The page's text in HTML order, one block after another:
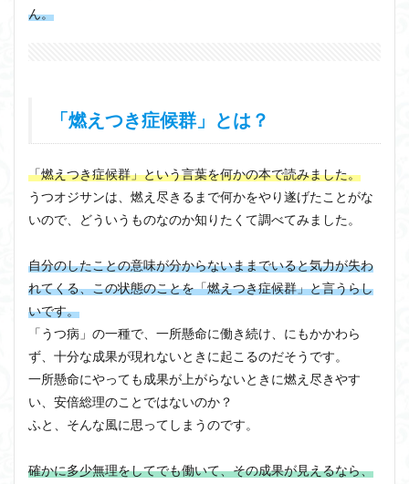
ん。
「燃えつき症候群」とは？
「燃えつき症候群」という言葉を何かの本で読みました。
うつオジサンは、燃え尽きるまで何かをやり遂げたことがな
いので、どういうものなのか知りたくて調べてみました。
自分のしたことの意味が分からないままでいると気力が失わ
れてくる、この状態のことを「燃えつき症候群」と言うらし
いです。
「うつ病」の一種で、一所懸命に働き続け、にもかかわら
ず、十分な成果が現れないときに起こるのだそうです。
一所懸命にやっても成果が上がらないときに燃え尽きやす
い、安倍総理のことではないのか？
ふと、そんな風に思ってしまうのです。
確かに多少無理をしてでも働いて、その成果が見えるなら、